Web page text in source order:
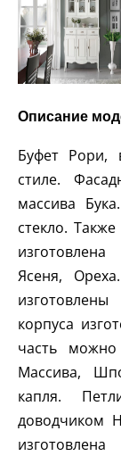
Описание
Буфет Рори,
cтиле.
массива
стекло.
Ясеня,
корпуса
часть
Массива,
капля.
доводчиком